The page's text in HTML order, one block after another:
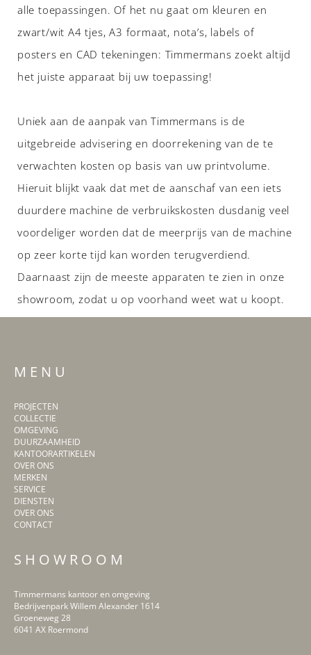
alle toepassingen. Of het nu gaat om kleuren en
zwart/wit A4 tjes, A3 formaat, nota’s, labels of
posters en CAD tekeningen: Timmermans zoekt altijd
het juiste apparaat bij uw toepassing!
Uniek aan de aanpak van Timmermans is de
uitgebreide advisering en doorrekening van de te
verwachten kosten op basis van uw printvolume.
Hieruit blijkt vaak dat met de aanschaf van een iets
duurdere machine de verbruikskosten dusdanig veel
voordeliger worden dat de meerprijs van de machine
op zeer korte tijd kan worden terugverdiend.
Daarnaast zijn de meeste apparaten te zien in onze
showroom, zodat u op voorhand weet wat u koopt.
M E N U
PROJECTEN
COLLECTIE
OMGEVING
DUURZAAMHEID
KANTOORARTIKELEN
OVER ONS
MERKEN
SERVICE
DIENSTEN
OVER ONS
CONTACT
S H O W R O O M
Timmermans kantoor en omgeving
Bedrijvenpark Willem Alexander 1614
Groeneweg 28
6041 AX Roermond